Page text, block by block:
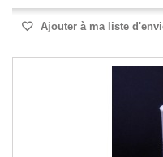
Ajouter à ma liste